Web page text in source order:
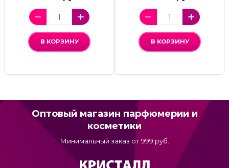
В КОРЗИНУ В КОРЗИНУ
Оптовый магазин парфюмерии и
косметики
Минимальный заказ от 999 руб.